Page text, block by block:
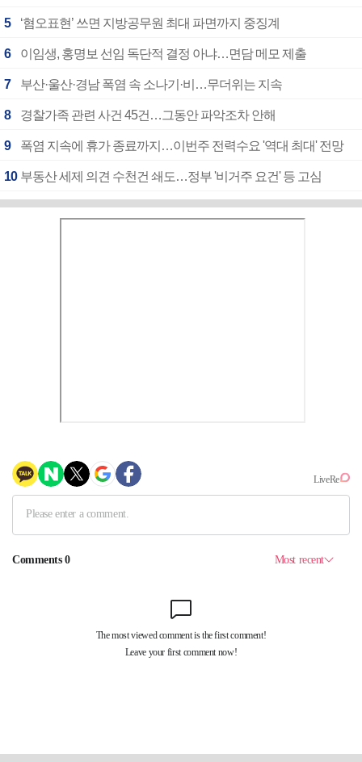
5 ‘혐오표현’ 쓰면 지방공무원 최대 파면까지 중징계
6 이임생, 홍명보 선임 독단적 결정 아냐…면담 메모 제출
7 부산·울산·경남 폭염 속 소나기·비…무더위는 지속
8 경찰가족 관련 사건 45건…그동안 파악조차 안해
9 폭염 지속에 휴가 종료까지…이번주 전력수요 '역대 최대' 전망
10 부동산 세제 의견 수천건 쇄도…정부 '비거주 요건' 등 고심